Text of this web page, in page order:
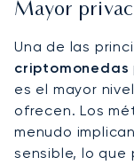
Mayor
Una de las
criptomonedas
es el mayor
ofrecen. Los
menudo
sensible, lo que